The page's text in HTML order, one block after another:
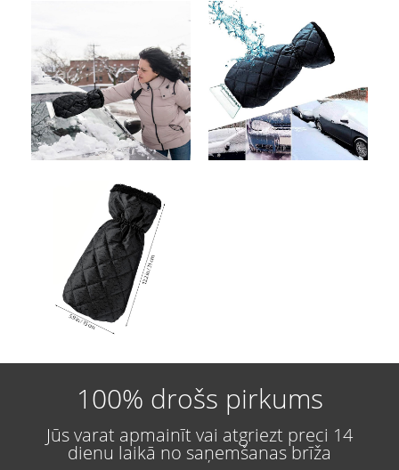
100% drošs pirkums
Jūs varat apmainīt vai atgriezt preci 14
dienu laikā no saņemšanas brīža